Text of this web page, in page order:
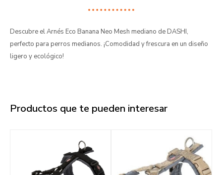
Descubre el Arnés Eco Banana Neo Mesh mediano de DASHI,
perfecto para perros medianos. ¡Comodidad y frescura en un diseño
ligero y ecológico!
Productos que te pueden interesar